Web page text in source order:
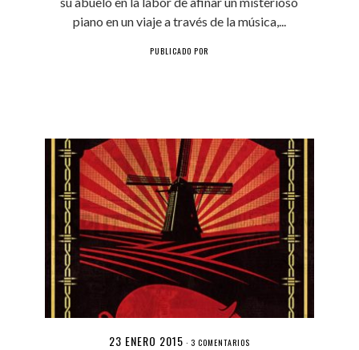
piano en un viaje a través de la música,...
PUBLICADO POR
23 ENERO 2015 · 3 COMENTARIOS